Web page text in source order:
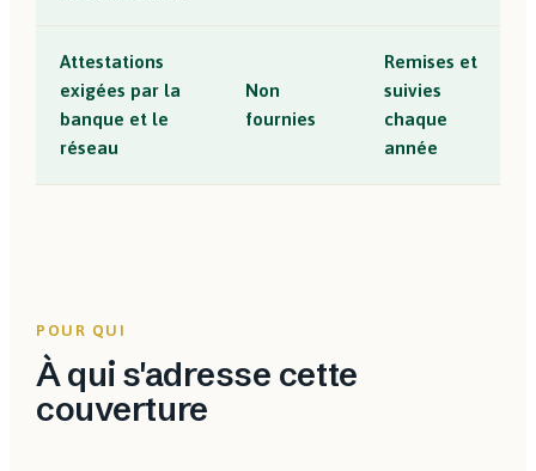
Attestations
exigées par la
banque et le
réseau
Non
fournies
Remises et
suivies
chaque
année
POUR QUI
À qui s'adresse cette
couverture